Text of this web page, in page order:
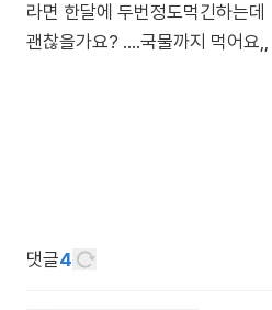
라면 한달에 두번정도먹긴하는데
괜찮을가요? ....국물까지 먹어요,,
댓글4